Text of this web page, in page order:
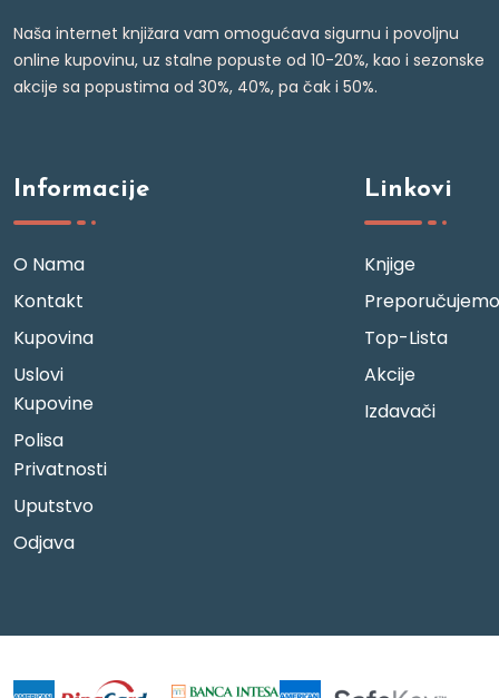
Naša internet knjižara vam omogućava sigurnu i povoljnu
online kupovinu, uz stalne popuste od 10-20%, kao i sezonske
akcije sa popustima od 30%, 40%, pa čak i 50%.
Informacije
O Nama
Kontakt
Kupovina
Uslovi
Kupovine
Polisa
Privatnosti
Uputstvo
Odjava
Linkovi
Knjige
Preporučujemo
Top-Lista
Akcije
Izdavači